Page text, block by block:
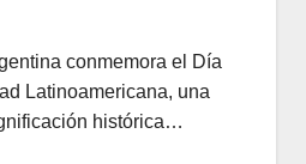
conmemora el Día
Latinoamericana, una
histórica…